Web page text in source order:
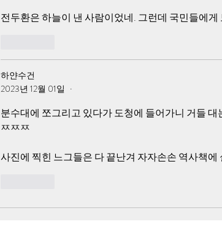
전두환은 하늘이 낸 사람이었네. 그런데 국민들에
하얀수건
2023년 12월 01일
•
분수대에 쪼그리고 있다가 도청에 들어가니 거들
ㅉㅉㅉ
사진에 찍힌 느그들은 다 끝난겨 자자손손 역사책